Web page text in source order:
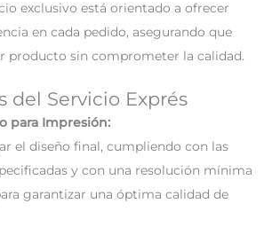
exclusivo está orientado a ofrecer
en cada pedido, asegurando que
producto sin comprometer la calidad.
del Servicio Exprés
para Impresión:
el diseño final, cumpliendo con las
y con una resolución mínima
garantizar una óptima calidad de